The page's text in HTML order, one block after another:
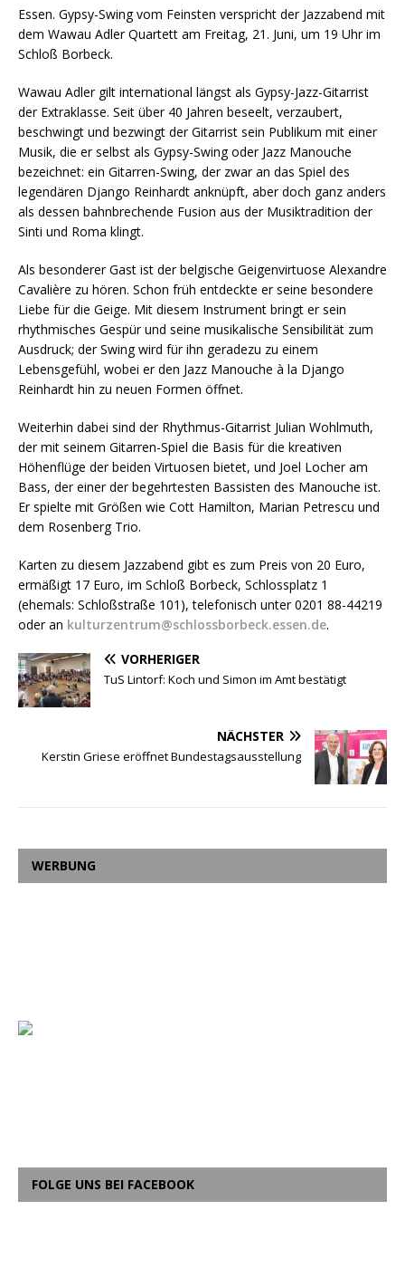
Essen. Gypsy-Swing vom Feinsten verspricht der Jazzabend mit
dem Wawau Adler Quartett am Freitag, 21. Juni, um 19 Uhr im
Schloß Borbeck.
Wawau Adler gilt international längst als Gypsy-Jazz-Gitarrist
der Extraklasse. Seit über 40 Jahren beseelt, verzaubert,
beschwingt und bezwingt der Gitarrist sein Publikum mit einer
Musik, die er selbst als Gypsy-Swing oder Jazz Manouche
bezeichnet: ein Gitarren-Swing, der zwar an das Spiel des
legendären Django Reinhardt anknüpft, aber doch ganz anders
als dessen bahnbrechende Fusion aus der Musiktradition der
Sinti und Roma klingt.
Als besonderer Gast ist der belgische Geigenvirtuose Alexandre
Cavalière zu hören. Schon früh entdeckte er seine besondere
Liebe für die Geige. Mit diesem Instrument bringt er sein
rhythmisches Gespür und seine musikalische Sensibilität zum
Ausdruck; der Swing wird für ihn geradezu zu einem
Lebensgefühl, wobei er den Jazz Manouche à la Django
Reinhardt hin zu neuen Formen öffnet.
Weiterhin dabei sind der Rhythmus-Gitarrist Julian Wohlmuth,
der mit seinem Gitarren-Spiel die Basis für die kreativen
Höhenflüge der beiden Virtuosen bietet, und Joel Locher am
Bass, der einer der begehrtesten Bassisten des Manouche ist.
Er spielte mit Größen wie Cott Hamilton, Marian Petrescu und
dem Rosenberg Trio.
Karten zu diesem Jazzabend gibt es zum Preis von 20 Euro,
ermäßigt 17 Euro, im Schloß Borbeck, Schlossplatz 1
(ehemals: Schloßstraße 101), telefonisch unter 0201 88-44219
oder an kulturzentrum@schlossborbeck.essen.de.
VORHERIGER
TuS Lintorf: Koch und Simon im Amt bestätigt
NÄCHSTER
Kerstin Griese eröffnet Bundestagsausstellung
WERBUNG
FOLGE UNS BEI FACEBOOK